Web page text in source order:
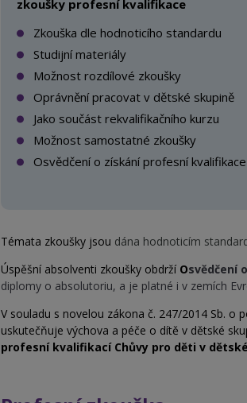
zkoušky profesní kvalifikace
Zkouška dle hodnoticího standardu
Studijní materiály
Možnost rozdílové zkoušky
Oprávnění pracovat v dětské skupině
Jako součást rekvalifikačního kurzu
Možnost samostatné zkoušky
Osvědčení o získání profesní kvalifikace
Témata zkoušky jsou dána hodnoticím
Úspěšní absolventi zkoušky obdrží Osvědčení
diplomy o absolutoriu, a je platné i v zemích
V souladu s novelou zákona č. 247/2014 Sb.
uskutečňuje výchova a péče o dítě v dětské
profesní kvalifikací Chůvy pro děti v